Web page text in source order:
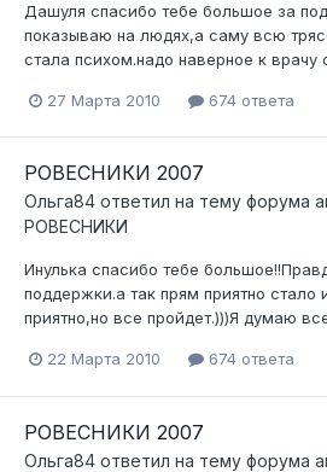
Дашуля спасибо тебе большое за
показываю на людях,а саму всю
стала психом.надо наверное к врачу
27 Марта 2010 674 ответа
РОВЕСНИКИ 2007
Ольга84 ответил на тему форума
РОВЕСНИКИ
Инулька спасибо тебе
поддержки.а так прям приятно стало
приятно,но все пройдет.)))Я думаю
22 Марта 2010 674 ответа
РОВЕСНИКИ 2007
Ольга84 ответил на тему форума